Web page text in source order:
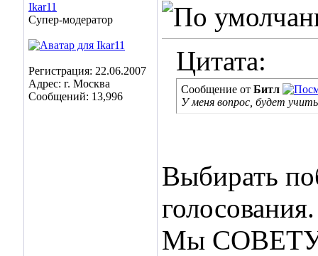
Ikar11
Супер-модератор
Регистрация: 22.06.2007
Адрес: г. Москва
Сообщений: 13,996
Цитата:
Сообщение от Битл
У меня вопрос, будет
Выбирать
голосования.
Мы